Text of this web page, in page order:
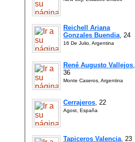
Reichell Ariana
Gonzales Buendia, 24
16 De Julio, Argentina
René Augusto Vallejos,
36
Monte Caseros, Argentina
Cerrajeros, 22
Agost, España
Tapiceros Valencia, 23